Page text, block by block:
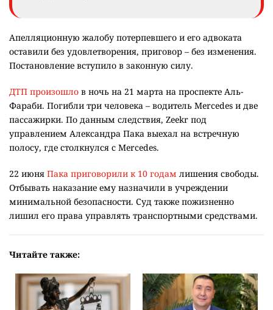
Апелляционную жалобу потерпевшего и его адвоката
оставили без удовлетворения, приговор – без изменения.
Постановление вступило в законную силу.
ДТП произошло в ночь на 21 марта на проспекте Аль-
Фараби. Погибли три человека – водитель Mercedes и две
пассажирки. По данным следствия, Zeekr под
управлением Александра Пака выехал на встречную
полосу, где столкнулся с Mercedes.
22 июня Пака приговорили к 10 годам лишения свободы.
Отбывать наказание ему назначили в учреждении
минимальной безопасности. Суд также пожизненно
лишил его права управлять транспортными средствами.
Читайте также: